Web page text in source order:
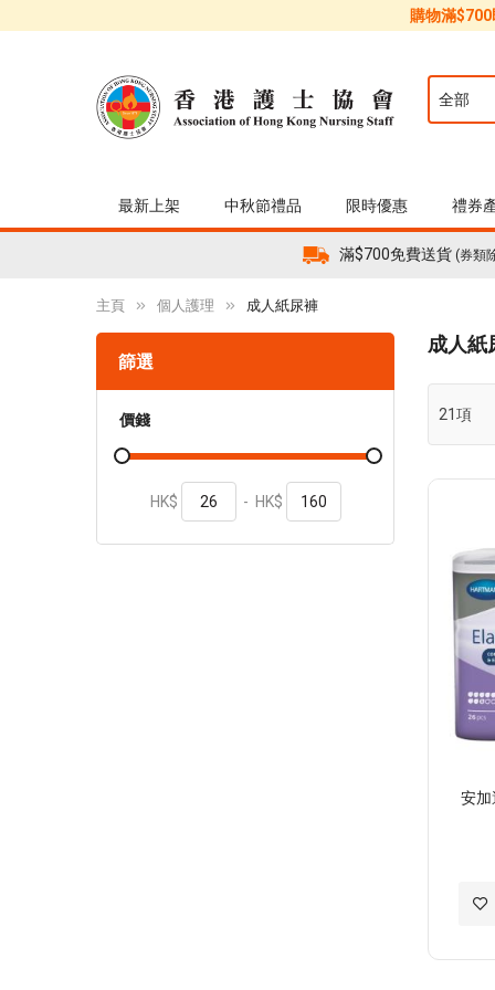
購物滿
最新上架 中秋節禮品 限時優惠 禮券
滿$700免費送貨 (券類
主頁 個人護理 成人紙尿褲
成人紙
21項
安加
加
篩選
價錢
HK$ - HK$